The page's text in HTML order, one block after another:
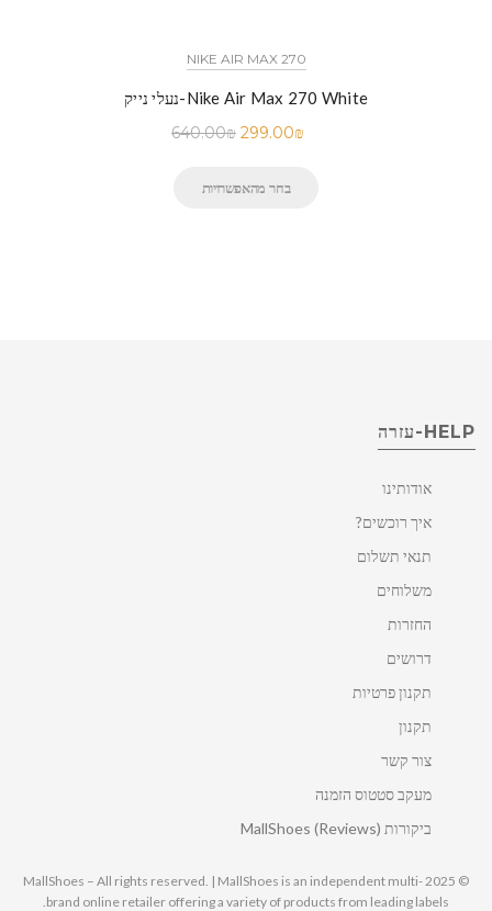
NIKE AIR MAX 270
נעלי נייק-Nike Air Max 270 White
640.00₪ 299.00₪
בחר מהאפשרויות
HELP-עזרה
אודותינו
איך רוכשים?
תנאי תשלום
משלוחים
החזרות
דרושים
תקנון פרטיות
תקנון
צור קשר
מעקב סטטוס הזמנה
ביקורות MallShoes (Reviews)
© 2025 MallShoes – All rights reserved. | MallShoes is an independent multi-
brand online retailer offering a variety of products from leading labels.